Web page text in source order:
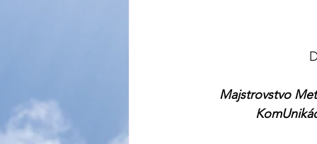
Majstrovstvo